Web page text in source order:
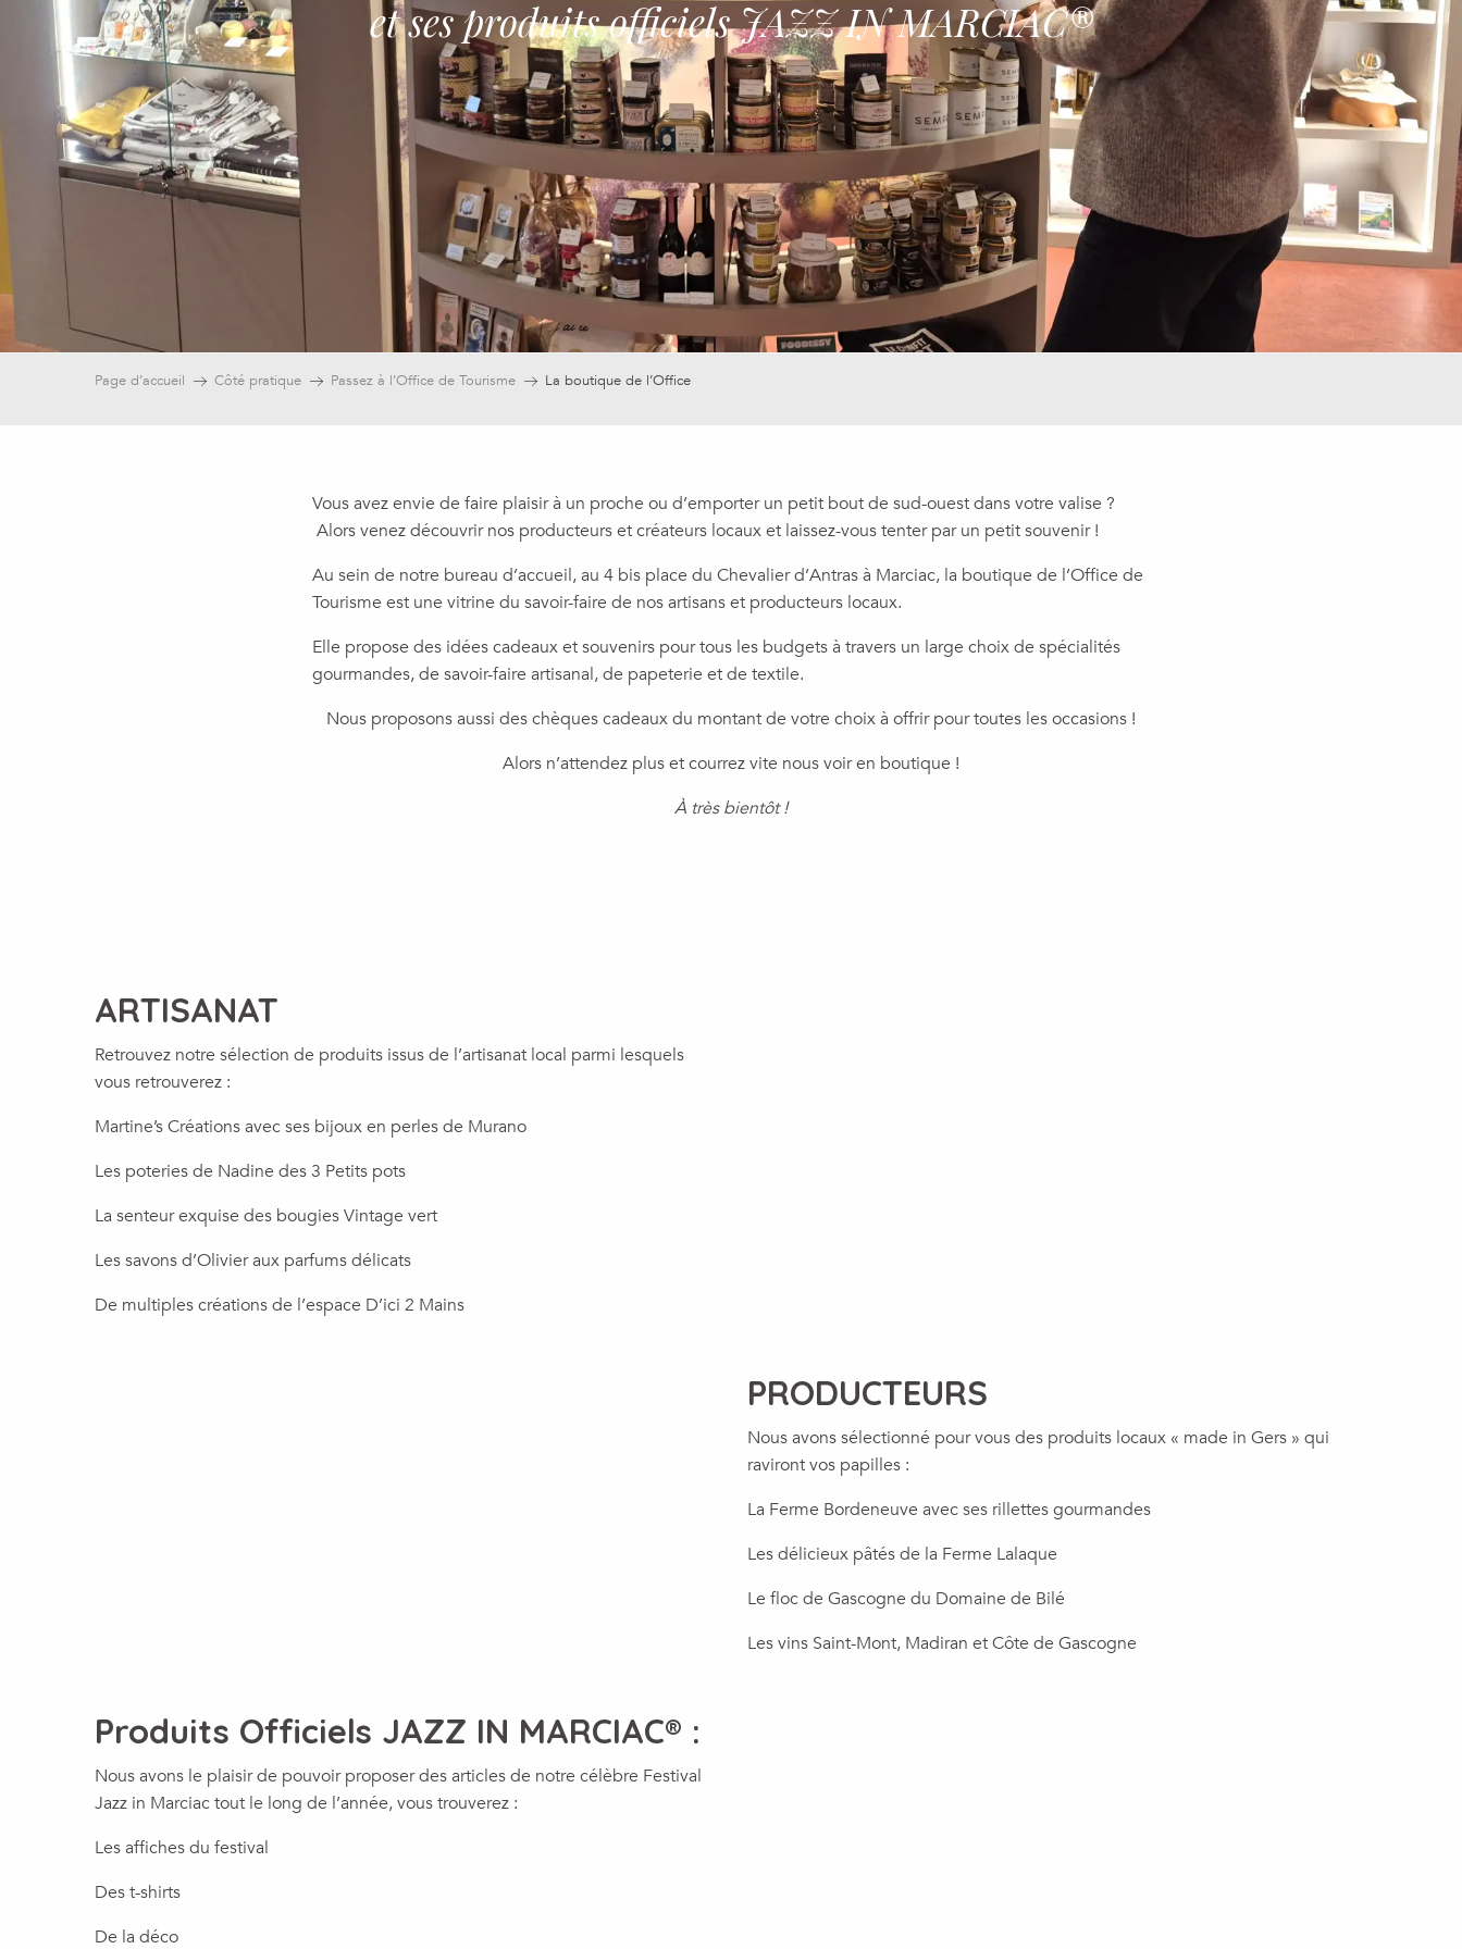
et ses produits officiels JAZZ IN MARCIAC®
Page d’accueil Côté pratique Passez à l’Office de Tourisme La boutique de l’Office
Vous avez envie de faire plaisir à un proche ou d’emporter un petit bout de sud-ouest dans votre valise ?
Alors venez découvrir nos producteurs et créateurs locaux et laissez-vous tenter par un petit souvenir !
Au sein de notre bureau d’accueil, au 4 bis place du Chevalier d’Antras à Marciac, la boutique de l’Office de
Tourisme est une vitrine du savoir-faire de nos artisans et producteurs locaux.
Elle propose des idées cadeaux et souvenirs pour tous les budgets à travers un large choix de spécialités
gourmandes, de savoir-faire artisanal, de papeterie et de textile.
Nous proposons aussi des chèques cadeaux du montant de votre choix à offrir pour toutes les occasions !
Alors n’attendez plus et courrez vite nous voir en boutique !
À très bientôt !
ARTISANAT
Retrouvez notre sélection de produits issus de l’artisanat local parmi lesquels
vous retrouverez :
Martine’s Créations avec ses bijoux en perles de Murano
Les poteries de Nadine des 3 Petits pots
La senteur exquise des bougies Vintage vert
Les savons d’Olivier aux parfums délicats
De multiples créations de l’espace D’ici 2 Mains
PRODUCTEURS
Nous avons sélectionné pour vous des produits locaux « made in Gers » qui
raviront vos papilles :
La Ferme Bordeneuve avec ses rillettes gourmandes
Les délicieux pâtés de la Ferme Lalaque
Le floc de Gascogne du Domaine de Bilé
Les vins Saint-Mont, Madiran et Côte de Gascogne
Produits Officiels JAZZ IN MARCIAC® :
Nous avons le plaisir de pouvoir proposer des articles de notre célèbre Festival
Jazz in Marciac tout le long de l’année, vous trouverez :
Les affiches du festival
Des t-shirts
De la déco